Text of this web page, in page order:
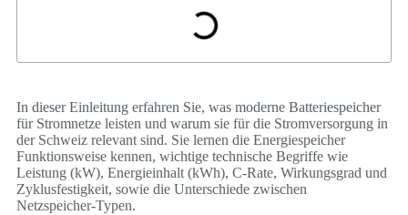
In dieser Einleitung erfahren Sie, was moderne Batteriespeicher
für Stromnetze leisten und warum sie für die Stromversorgung in
der Schweiz relevant sind. Sie lernen die Energiespeicher
Funktionsweise kennen, wichtige technische Begriffe wie
Leistung (kW), Energieinhalt (kWh), C‑Rate, Wirkungsgrad und
Zyklusfestigkeit, sowie die Unterschiede zwischen
Netzspeicher‑Typen.